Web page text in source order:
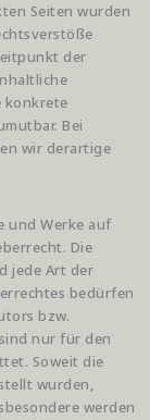
Seiten wurden
der
konkrete
Bei
wir derartige
und Werke auf
Die
jede Art der
bedürfen
bzw.
nur für den
Soweit die
wurden,
werden